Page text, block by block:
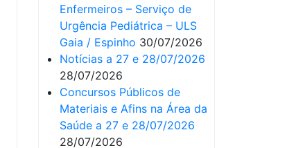
Enfermeiros – Serviço de
Urgência Pediátrica – ULS
Gaia / Espinho 30/07/2026
Notícias a 27 e 28/07/2026
28/07/2026
Concursos Públicos de
Materiais e Afins na Área da
Saúde a 27 e 28/07/2026
28/07/2026